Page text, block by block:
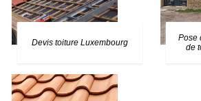
Devis toiture Luxembourg
Pose
de